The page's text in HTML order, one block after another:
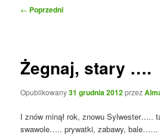
Nawigacja
← Poprzedni
Żegnaj, stary ….
Opublikowany31 grudnia 2012przez
I znów minął rok, znowu Sylwester…..
swawole….. prywatki, zabawy, bale……